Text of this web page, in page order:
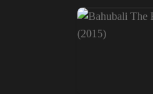
Lạc Mất Nguồn Cội
Kaew Lerm Korn (2021)